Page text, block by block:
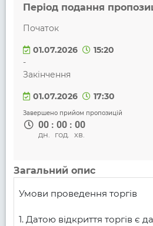
Період подання
Початок
01.07.2026
15:20
-
Закінчення
01.07.2026 17:30
Завершено прийом пропозицій
00 : 00 : 00
дн. год. хв.
Загальний опис
Умови проведення торгів
1. Датою відкриття торгів є